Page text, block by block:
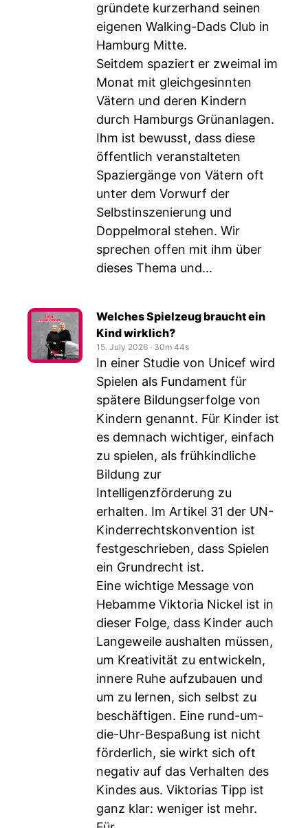
gründete kurzerhand seinen
eigenen Walking-Dads Club in
Hamburg Mitte.
Seitdem spaziert er zweimal im
Monat mit gleichgesinnten
Vätern und deren Kindern
durch Hamburgs Grünanlagen.
Ihm ist bewusst, dass diese
öffentlich veranstalteten
Spaziergänge von Vätern oft
unter dem Vorwurf der
Selbstinszenierung und
Doppelmoral stehen. Wir
sprechen offen mit ihm über
dieses Thema und...
Welches Spielzeug braucht ein
Kind wirklich?
15. July 2026 ‧ 30m 44s
In einer Studie von Unicef wird
Spielen als Fundament für
spätere Bildungserfolge von
Kindern genannt. Für Kinder ist
es demnach wichtiger, einfach
zu spielen, als frühkindliche
Bildung zur
Intelligenzförderung zu
erhalten. Im Artikel 31 der UN-
Kinderrechtskonvention ist
festgeschrieben, dass Spielen
ein Grundrecht ist.
Eine wichtige Message von
Hebamme Viktoria Nickel ist in
dieser Folge, dass Kinder auch
Langeweile aushalten müssen,
um Kreativität zu entwickeln,
innere Ruhe aufzubauen und
um zu lernen, sich selbst zu
beschäftigen. Eine rund-um-
die-Uhr-Bespaßung ist nicht
förderlich, sie wirkt sich oft
negativ auf das Verhalten des
Kindes aus. Viktorias Tipp ist
ganz klar: weniger ist mehr.